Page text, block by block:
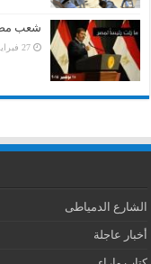
شعب مصر
27 فبراير، 2016
الشارع الدمياطى
أخبار عاجلة